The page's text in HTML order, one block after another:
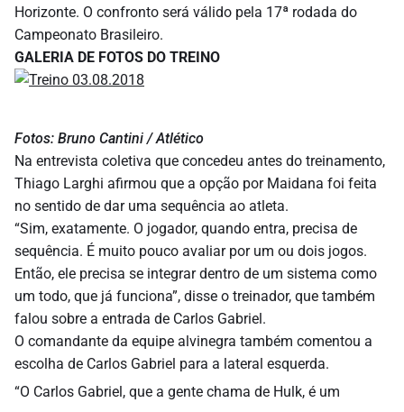
Horizonte. O confronto será válido pela 17ª rodada do
Campeonato Brasileiro.
GALERIA DE FOTOS DO TREINO
Fotos: Bruno Cantini / Atlético
Na entrevista coletiva que concedeu antes do treinamento,
Thiago Larghi afirmou que a opção por Maidana foi feita
no sentido de dar uma sequência ao atleta.
“Sim, exatamente. O jogador, quando entra, precisa de
sequência. É muito pouco avaliar por um ou dois jogos.
Então, ele precisa se integrar dentro de um sistema como
um todo, que já funciona”, disse o treinador, que também
falou sobre a entrada de Carlos Gabriel.
O comandante da equipe alvinegra também comentou a
escolha de Carlos Gabriel para a lateral esquerda.
“O Carlos Gabriel, que a gente chama de Hulk, é um